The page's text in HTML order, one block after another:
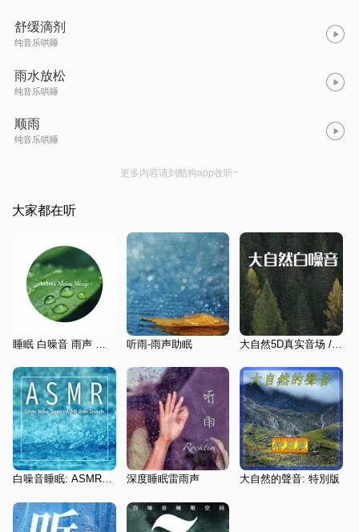
舒缓滴剂
纯音乐哄睡
雨水放松
纯音乐哄睡
顺雨
纯音乐哄睡
更多内容请到酷狗app收听~
大家都在听
听雨-雨声助眠 大自然5D真实音场 /放空心灵 /缓解压力 /深度睡眠
深度睡眠雷雨声 大自然的聲音: 特別版